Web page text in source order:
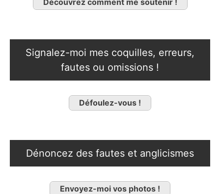
Signalez-moi mes coquilles, erreurs,
fautes ou omissions !
Défoulez-vous !
Dénoncez des fautes et anglicismes
Envoyez-moi vos photos !